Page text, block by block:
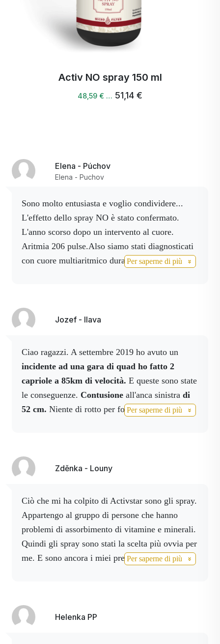
Activcollagen spray 150 ml
41,22 € …43,39 €
Elena - Púchov
Elena - Puchov
Sono molto entusiasta e voglio condividere...
L'effetto dello spray NO è stato confermato.
L'anno scorso dopo un intervento al cuore.
Aritmia 206 pulse.Also siamo stati diagnosticati
con cuore multiaritmico durante l'intervento
soddisfatto
Per saperne di più
Jozef - Ilava
Ciao ragazzi. A settembre 2019 ho avuto un
incidente ad una gara di quad ho fatto 2
capriole a 85km di velocità. E queste sono state
le conseguenze. Contusione all'anca sinistra di
52 cm. Niente di rotto per fortuna. Ho ordinato
punto di livido.Grazie Activstar. Jozef Kohut,
Per saperne di più
Zděnka - Louny
Ciò che mi ha colpito di Activstar sono gli spray.
Appartengo al gruppo di persone che hanno
problemi di assorbimento di vitamine e minerali.
Quindi gli spray sono stati la scelta più ovvia per
me. E sono ancora i miei preferiti. Sono stata
Per saperne di più
Helenka PP